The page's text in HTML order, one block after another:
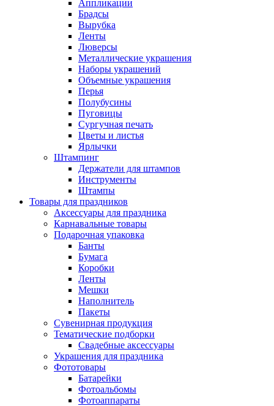
Аппликации
Брадсы
Вырубка
Ленты
Люверсы
Металлические украшения
Наборы украшений
Объемные украшения
Перья
Полубусины
Пуговицы
Сургучная печать
Цветы и листья
Ярлычки
Штампинг
Держатели для штампов
Инструменты
Штампы
Товары для праздников
Аксессуары для праздника
Карнавальные товары
Подарочная упаковка
Банты
Бумага
Коробки
Ленты
Мешки
Наполнитель
Пакеты
Сувенирная продукция
Тематические подборки
Свадебные аксессуары
Украшения для праздника
Фототовары
Батарейки
Фотоальбомы
Фотоаппараты